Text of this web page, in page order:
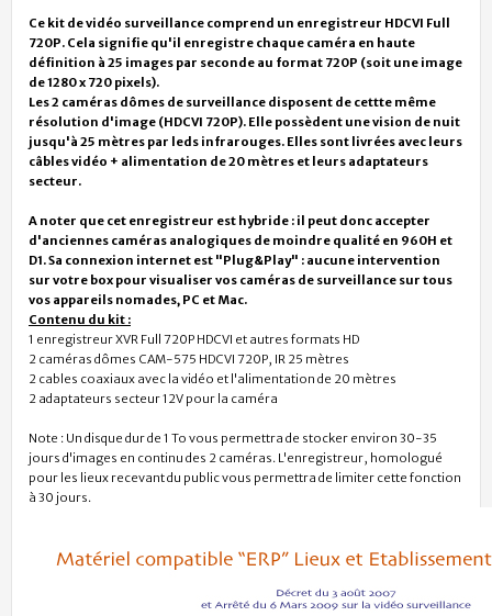
Ce kit de vidéo surveillance comprend un enregistreur HDCVI Full
720P. Cela signifie qu'il enregistre chaque caméra en haute
définition à 25 images par seconde au format 720P (soit une image
de 1280 x 720 pixels).
Les 2 caméras dômes de surveillance disposent de cettte même
résolution d'image (HDCVI 720P). Elle possèdent unevision de nuit
jusqu'à 25 mètres par leds infrarouges. Elles sont livrées avec leurs
câbles vidéo + alimentation de 20 mètres et leurs adaptateurs
secteur.
A noter que cet enregistreur est hybride : il peut donc accepter
d'anciennes caméras analogiques de moindre qualité en 960H et
D1. Sa connexion internet est "Plug&Play" : aucune intervention
sur votre box pour visualiser vos caméras de surveillance sur tous
vos appareils nomades, PC et Mac.
Contenu du kit :
1 enregistreur XVR Full 720P HDCVI et autres formats HD
2 caméras dômes CAM-575 HDCVI 720P, IR 25 mètres
2 cables coaxiaux avec la vidéo et l'alimentation de 20 mètres
2 adaptateurs secteur 12V pour la caméra
Note : Un disque dur de 1 To vous permettra de stocker environ 30-35
jours d'images en continu des 2 caméras. L'enregistreur, homologué
pour les lieux recevant du public vous permettra de limiter cette fonction
à 30 jours.